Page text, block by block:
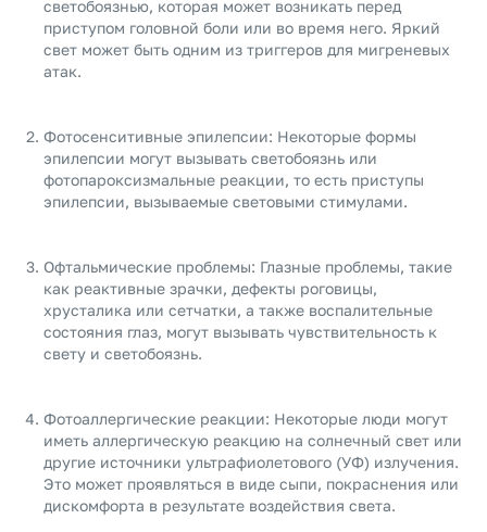
светобоязнью, которая может возникать перед
приступом головной боли или во время него. Яркий
свет может быть одним из триггеров для мигреневых
атак.
Фотосенситивные эпилепсии: Некоторые формы
эпилепсии могут вызывать светобоязнь или
фотопароксизмальные реакции, то есть приступы
эпилепсии, вызываемые световыми стимулами.
Офтальмические проблемы: Глазные проблемы, такие
как реактивные зрачки, дефекты роговицы,
хрусталика или сетчатки, а также воспалительные
состояния глаз, могут вызывать чувствительность к
свету и светобоязнь.
Фотоаллергические реакции: Некоторые люди могут
иметь аллергическую реакцию на солнечный свет или
другие источники ультрафиолетового (УФ) излучения.
Это может проявляться в виде сыпи, покраснения или
дискомфорта в результате воздействия света.